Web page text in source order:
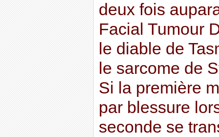
deux fois
Facial Tumour
le diable de
le sarcome de
Si la première
par blessure
seconde se